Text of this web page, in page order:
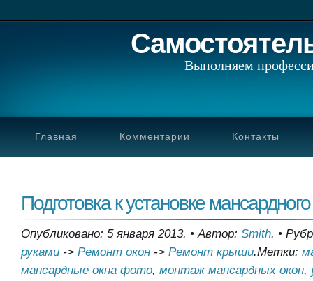
Выполняем
Главная Комментарии Контакты
Подготовка к установке
Опубликовано: 5 января 2013. •Автор: Smith. •
руками -> Ремонт окон -> Ремонт крыши.Метки:
мансардные окна фото, монтаж мансардных окон,